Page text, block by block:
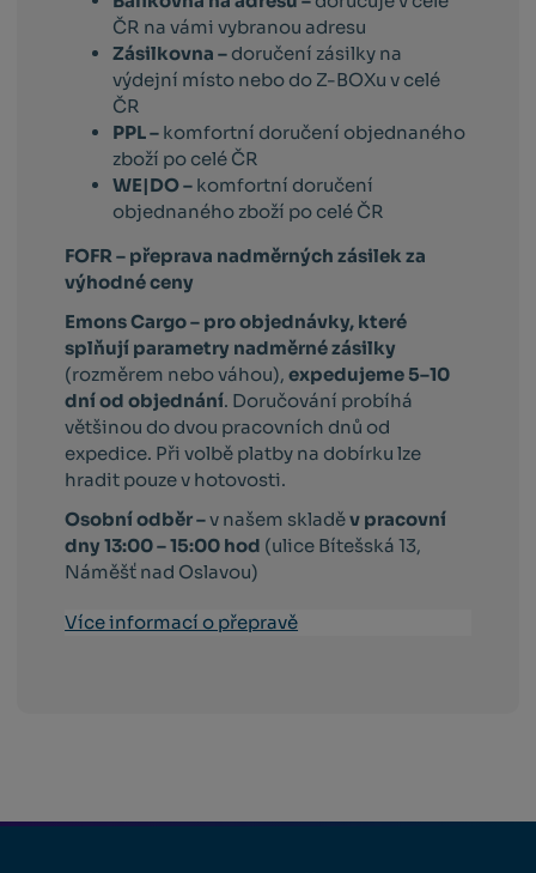
ČR na vámi vybranou adresu
Zásilkovna – doručení zásilky na
výdejní místo nebo do Z-BOXu v celé
ČR
PPL – komfortní doručení objednaného
zboží po celé ČR
WE|DO – komfortní doručení
objednaného zboží po celé ČR
FOFR – přeprava nadměrných zásilek za
výhodné ceny
Emons Cargo – pro objednávky, které
splňují parametry nadměrné zásilky
(rozměrem nebo váhou),expedujeme 5–10
dní od objednání. Doručování probíhá
většinou do dvou pracovních dnů od
expedice. Při volbě platby na dobírku lze
hradit pouze v hotovosti.
Osobní odběr –v našem skladěv pracovní
dny 13:00 – 15:00 hod (ulice Bítešská 13,
Náměšť nad Oslavou)
Více informací o přepravě